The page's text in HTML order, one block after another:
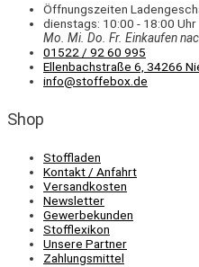
Öffnungszeiten
dienstags: 10:00 - 18:00 Uhr
Mo. Mi. Do. Fr. Einkaufen
01522 / 92 60 995
Ellenbachstraße 6, 34266
info@stoffebox.de
Shop
Stoffladen
Kontakt / Anfahrt
Versandkosten
Newsletter
Gewerbekunden
Stofflexikon
Unsere Partner
Zahlungsmittel